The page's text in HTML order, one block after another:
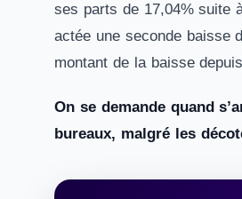
ses parts de 17,04% suite
actée une seconde baisse
montant de la baisse
On se demande quand
bureaux, malgré les